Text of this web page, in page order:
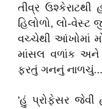
તીવ્ર ઉશ્કેરાટથી
હિલોળો, લો-વેસ્ટ
વચ્ચેથી આંખોમાં
માંસલ વળાંક અને
ફરતું ગનનું નાળચું...
'હું પ્રોફેસર જેવી